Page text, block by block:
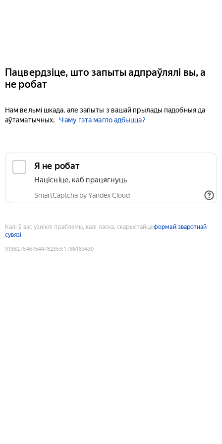
Пацвердзіце, што запыты адпраўлялі вы, а
не робат
Нам вельмі шкада, але запыты з вашай прылады падобныя да
аўтаматычных.
Чаму гэта магло адбыцца?
Я не робат
Націсніце, каб працягнуць
SmartCaptcha by Yandex Cloud
Калі ў вас узніклі праблемы, калі ласка, скарыстайцеформай зваротнай
сувязі
9188276467644782353:1786183430